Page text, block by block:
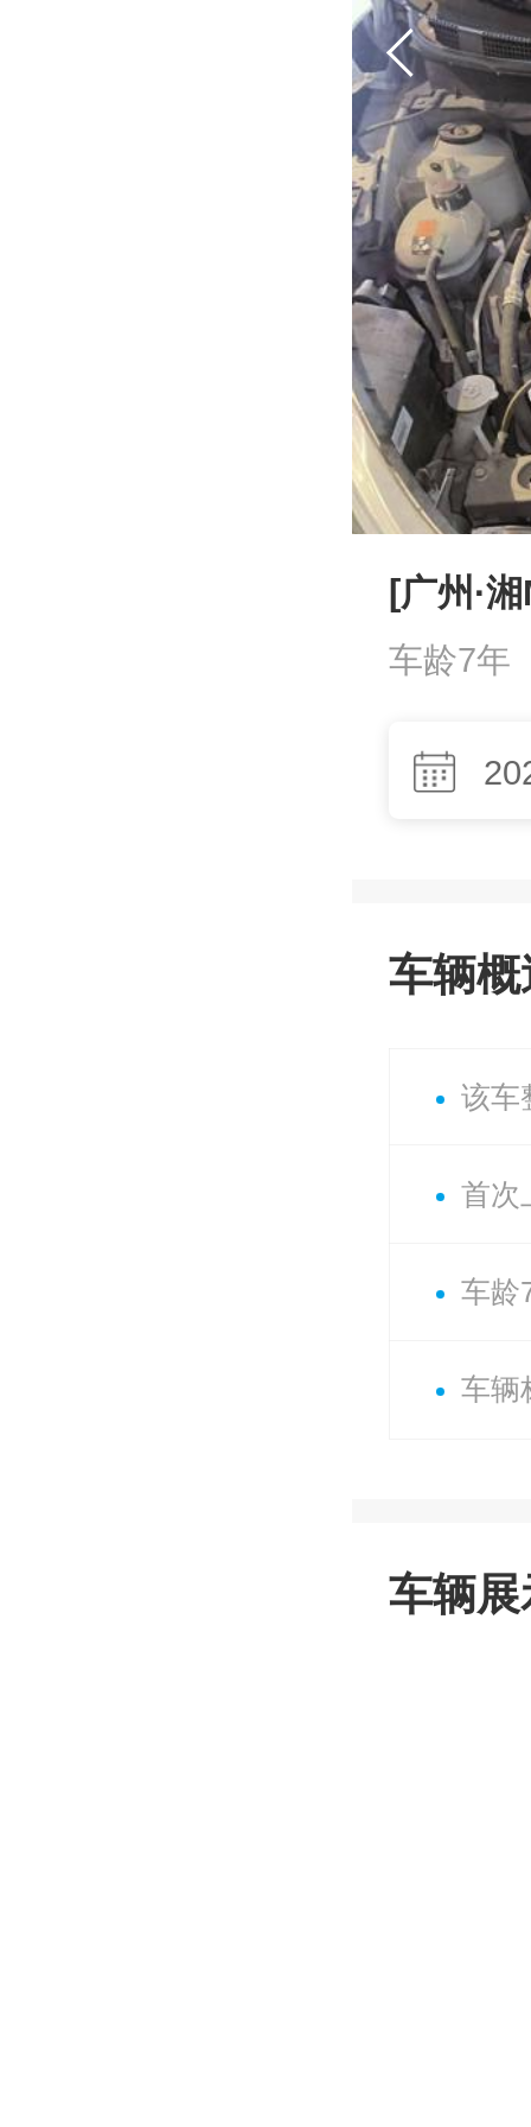
[广州·
车龄7年
车辆概
该车
首次
车龄
车辆
车辆展